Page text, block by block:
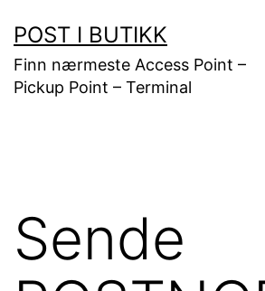
til
innhold
POST I BUTIKK
Finn nærmeste Access Point –
Pickup Point – Terminal
Sende